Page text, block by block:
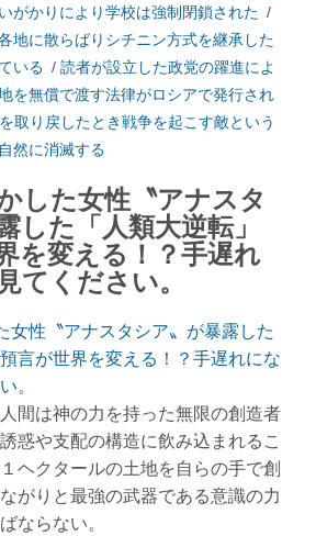
がかりにより学校は強制閉鎖された /
地に散らばりシチニン方式を継承した
いる / 読者が設立した政党の躍進によ
を無償で渡す法律がロシアで発行され
取り戻したとき戦争を起こす敵という
然に消滅する
した女性〝アナスタ
した「人類大逆転」
を変える！？手遅れ
てください。
女性〝アナスタシア〟が暴露した
言が世界を変える！？手遅れにな
。
人間は神の力を持った無限の創造者
惑や支配の構造に飲み込まれるこ
ヘクタールの土地を自らの手で創
がりと最強の武器である意識の力
ならない。